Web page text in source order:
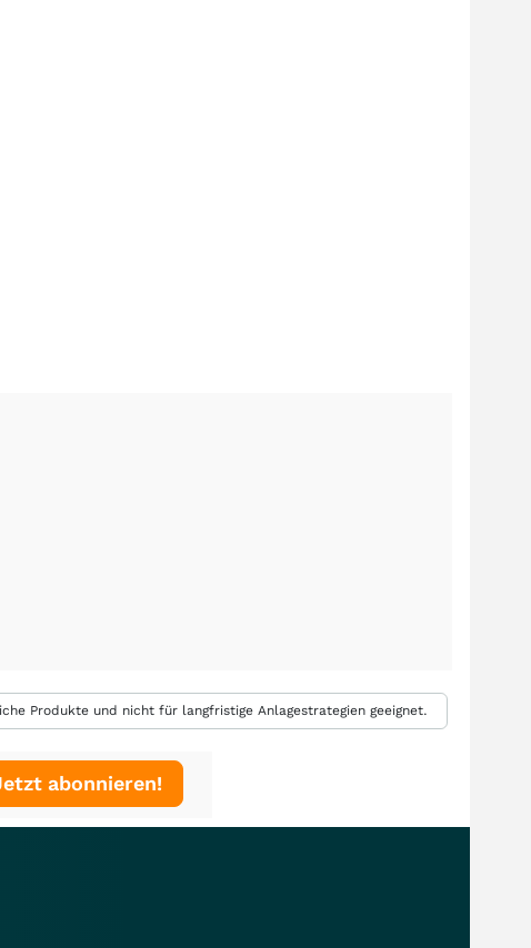
Produkte und nicht für langfristige Anlagestrategien geeignet.
abonnieren!